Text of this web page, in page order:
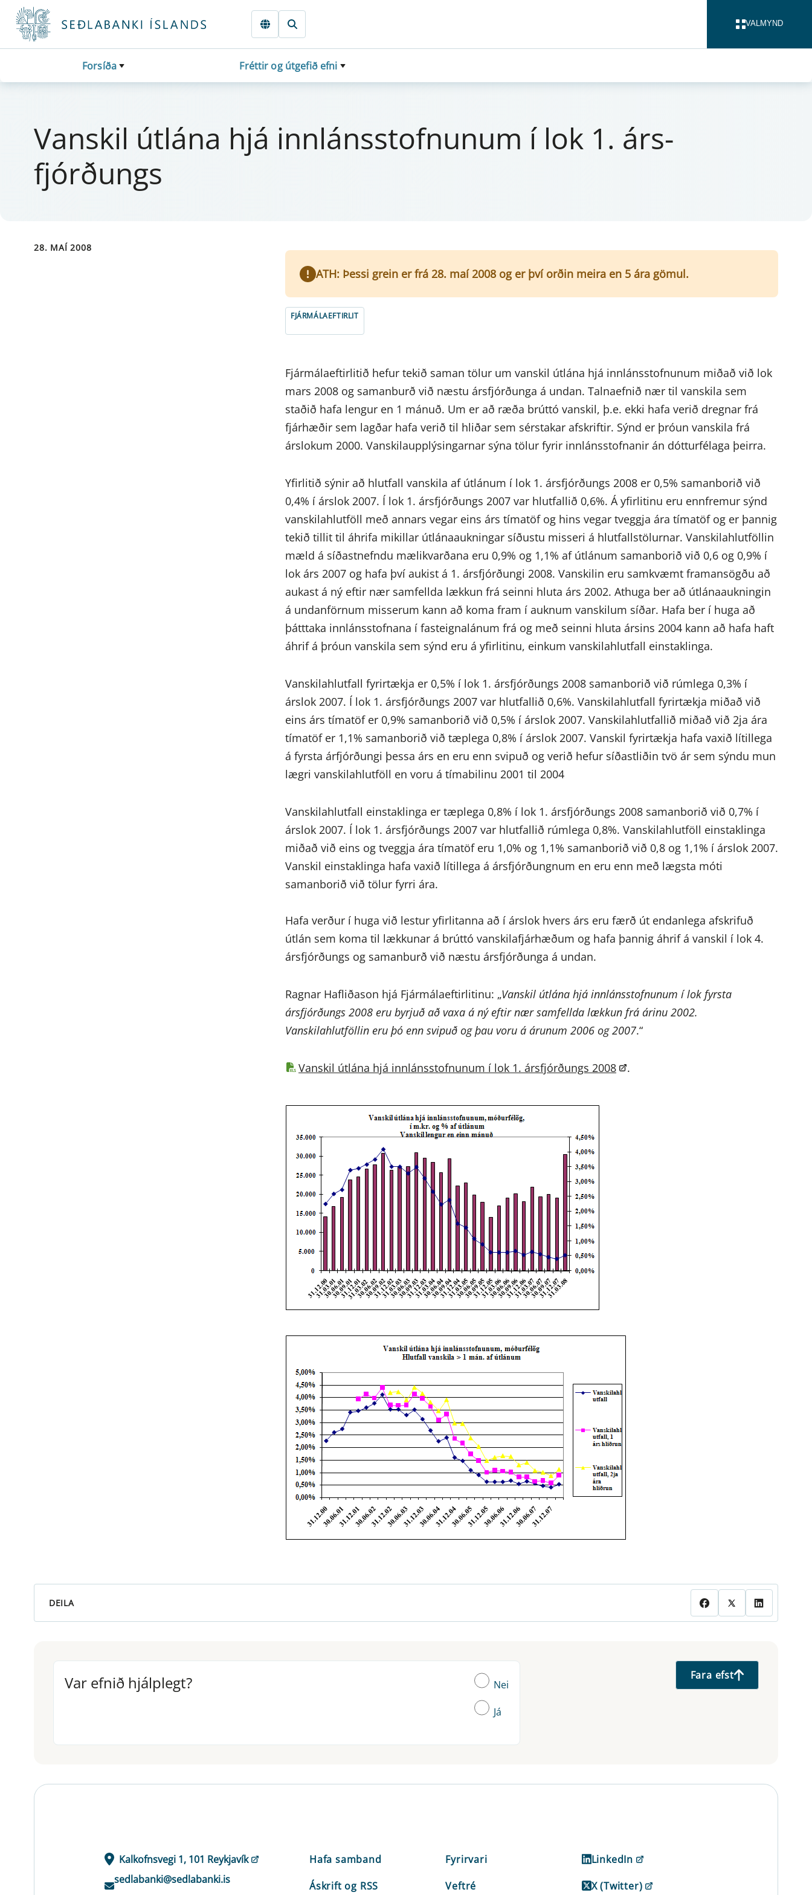
Fara beint í Meginmál
VALMYND
Forsíða Fréttir og útgefið efni
Van­skil útlána hjá inn­láns­stofn­un­um í lok 1. árs­
fjórðungs
28. MAÍ 2008
ATH: Þessi grein er frá 28. maí 2008 og er því orðin meira en 5 ára gömul.
FJÁRMÁLAEFTIRLIT
Fjármálaeftirlitið hefur tekið saman tölur um vanskil útlána hjá innlánsstofnunum miðað við lok
mars 2008 og samanburð við næstu ársfjórðunga á undan. Talnaefnið nær til vanskila sem
staðið hafa lengur en 1 mánuð. Um er að ræða brúttó vanskil, þ.e. ekki hafa verið dregnar frá
fjárhæðir sem lagðar hafa verið til hliðar sem sérstakar afskriftir. Sýnd er þróun vanskila frá
árslokum 2000. Vanskilaupplýsingarnar sýna tölur fyrir innlánsstofnanir án dótturfélaga þeirra.
Yfirlitið sýnir að hlutfall vanskila af útlánum í lok 1. ársfjórðungs 2008 er 0,5% samanborið við
0,4% í árslok 2007. Í lok 1. ársfjórðungs 2007 var hlutfallið 0,6%. Á yfirlitinu eru ennfremur sýnd
vanskilahlutföll með annars vegar eins árs tímatöf og hins vegar tveggja ára tímatöf og er þannig
tekið tillit til áhrifa mikillar útlánaaukningar síðustu misseri á hlutfallstölurnar. Vanskilahlutföllin
mæld á síðastnefndu mælikvarðana eru 0,9% og 1,1% af útlánum samanborið við 0,6 og 0,9% í
lok árs 2007 og hafa því aukist á 1. ársfjórðungi 2008. Vanskilin eru samkvæmt framansögðu að
aukast á ný eftir nær samfellda lækkun frá seinni hluta árs 2002. Athuga ber að útlánaaukningin
á undanförnum misserum kann að koma fram í auknum vanskilum síðar. Hafa ber í huga að
þátttaka innlánsstofnana í fasteignalánum frá og með seinni hluta ársins 2004 kann að hafa haft
áhrif á þróun vanskila sem sýnd eru á yfirlitinu, einkum vanskilahlutfall einstaklinga.
Vanskilahlutfall fyrirtækja er 0,5% í lok 1. ársfjórðungs 2008 samanborið við rúmlega 0,3% í
árslok 2007. Í lok 1. ársfjórðungs 2007 var hlutfallið 0,6%. Vanskilahlutfall fyrirtækja miðað við
eins árs tímatöf er 0,9% samanborið við 0,5% í árslok 2007. Vanskilahlutfallið miðað við 2ja ára
tímatöf er 1,1% samanborið við tæplega 0,8% í árslok 2007. Vanskil fyrirtækja hafa vaxið lítillega
á fyrsta árfjórðungi þessa árs en eru enn svipuð og verið hefur síðastliðin tvö ár sem sýndu mun
lægri vanskilahlutföll en voru á tímabilinu 2001 til 2004
Vanskilahlutfall einstaklinga er tæplega 0,8% í lok 1. ársfjórðungs 2008 samanborið við 0,7% í
árslok 2007. Í lok 1. ársfjórðungs 2007 var hlutfallið rúmlega 0,8%. Vanskilahlutföll einstaklinga
miðað við eins og tveggja ára tímatöf eru 1,0% og 1,1% samanborið við 0,8 og 1,1% í árslok 2007.
Vanskil einstaklinga hafa vaxið lítillega á ársfjórðungnum en eru enn með lægsta móti
samanborið við tölur fyrri ára.
Hafa verður í huga við lestur yfirlitanna að í árslok hvers árs eru færð út endanlega afskrifuð
útlán sem koma til lækkunar á brúttó vanskilafjárhæðum og hafa þannig áhrif á vanskil í lok 4.
ársfjórðungs og samanburð við næstu ársfjórðunga á undan.
Ragnar Hafliðason hjá Fjármálaeftirlitinu: „Vanskil útlána hjá innlánsstofnunum í lok fyrsta
ársfjórðungs 2008 eru byrjuð að vaxa á ný eftir nær samfellda lækkun frá árinu 2002.
Vanskilahlutföllin eru þó enn svipuð og þau voru á árunum 2006 og 2007.“
Vanskil útlána hjá innlánsstofnunum í lok 1. ársfjórðungs 2008 .
DEILA
Var efnið hjálplegt?
Var efnið hjálplegt? Nei
Já
Fara efst
Kalkofnsvegi 1, 101 Reykjavík
sedlabanki@sedlabanki.is
Hafa samband
Áskrift og RSS
Fyrirvari
Veftré
LinkedIn
X (Twitter)